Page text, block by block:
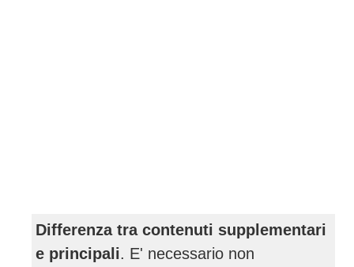
Differenza tra contenuti supplementari
e principali. E' necessario non